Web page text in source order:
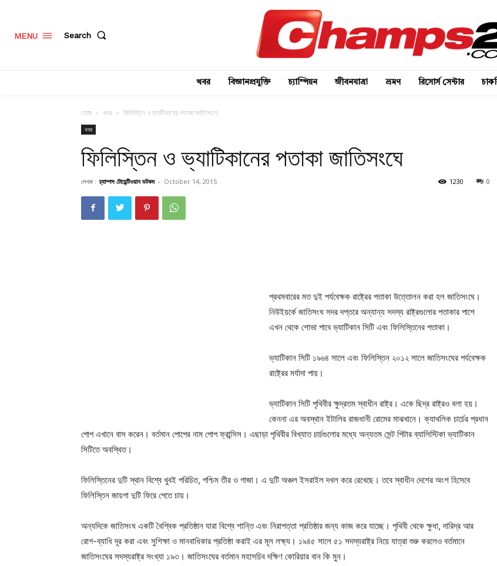
MENU Search
খবর বিজ্ঞানপ্রযুক্তি চ্যাম্পিয়ন জীবনযাত্রা ভ্রমণ রিসোর্স সেন্টার
হোম খবর ফিলিস্তিন ও ভ্যাটিকানের পতাকা জাতিসংঘে
খবর
ফিলিস্তিন ও ভ্যাটিকানের পতাকা জাতিসংঘে
লেখক : চ্যাম্পস টোয়েন্টিওয়ান ডটকম - October 14, 2015 0
1230
প্রথমবারের মত দুই পর্যবেক্ষক রাষ্ট্রের পতাকা উত্তোলন করা হল জাতিসংঘে।
নিউইয়র্কে জাতিসংঘ সদর দপ্তরে অন্যান্য সদস্য রাষ্ট্রগুলোর পতাকার পাশে
এখন থেকে শোভা পাবে ভ্যাটিকান সিটি এবং ফিলিস্তিনের পতাকা।
ভ্যাটিকান সিটি ১৯৬৪ সালে এবং ফিলিস্তিন ২০১২ সালে জাতিসংঘের পর্যবেক্ষক
রাষ্ট্রের মর্যাদা পায়।
ভ্যাটিকান সিটি পৃথিবীর ক্ষুদ্রতম স্বাধীন রাষ্ট্র। একে ছিদ্র রাষ্ট্রও বলা হয়।
কেননা এর অবস্থান ইটালির রাজধানী রোমের মাঝখানে। ক্যাথলিক চার্চের প্রধান
পোপ এখানে বাস করেন। বর্তমান পোপের নাম পোপ ফ্রান্সিস। এছাড়া পৃথিবীর বিখ্যাত চার্চগুলোর মধ্যে অন্যতম সেন্ট পিটার ব্যালিস্টিকা ভ্যাটিকান
সিটিতে অবস্থিত।
ফিলিস্তিনের দুটি স্থান বিশ্বে খুবই পরিচিত, পশ্চিম তীর ও গাজা। এ দুটি অঞ্চল ইসরাইল দখল করে রেখেছে। তবে স্বাধীন দেশের অংশ হিসেবে
ফিলিস্তিন জায়গা দুটি ফিরে পেতে চায়।
অন্যদিকে জাতিসংঘ একটি বৈশ্বিক প্রতিষ্ঠান যারা বিশ্বে শান্তি এবং নিরাপত্তা প্রতিষ্ঠার জন্য কাজ করে যাচ্ছে। পৃথিবী থেকে ক্ষুধা, দারিদ্র আর
রোগ-ব্যাধি দূর করা এবং সুশিক্ষা ও মানবাধিকার প্রতিষ্ঠা করাই এর মূল লক্ষ্য। ১৯৪৫ সালে ৫১ সদস্যরাষ্ট্র নিয়ে যাত্রা শুরু করলেও বর্তমানে
জাতিসংঘের সদস্যরাষ্ট্র সংখ্যা ১৯৩। জাতিসংঘের বর্তমান মহাসচিব দক্ষিণ কোরিয়ার বান কি মুন।